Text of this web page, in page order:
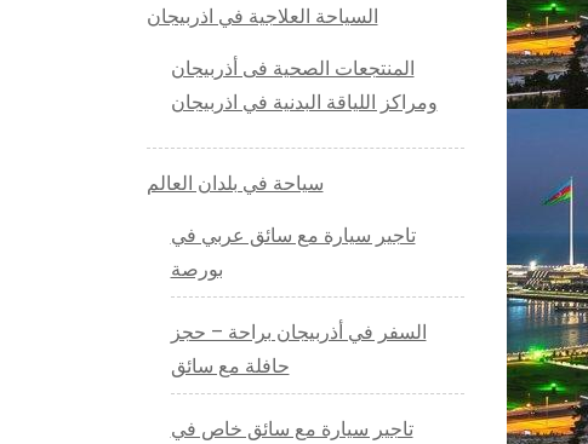
السياحة العلاجية في اذربيجان
المنتجعات الصحية فى أذربيجان
ومراكز اللياقة البدنية في اذربيجان
سياحة في بلدان العالم
تاجير سيارة مع سائق عربي في
بورصة
السفر في أذربيجان براحة – حجز
حافلة مع سائق
تاجير سيارة مع سائق خاص في